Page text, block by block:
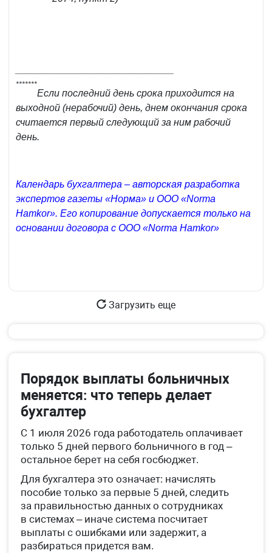
*******
Если последний день срока приходится на
выходной (нерабочий) день, днем окончания срока
считается первый следующий за ним рабочий
день.
Календарь бухгалтера – авторская разработка
экспертов газеты «Норма» и ООО «Norma
Hamkor». Его копирование допускается только на
основании договора с ООО «Norma Hamkor»
Загрузить еще
Порядок выплаты больничных
меняется: что теперь делает
бухгалтер
С 1 июля 2026 года работодатель оплачивает
только 5 дней первого больничного в год –
остальное берет на себя госбюджет.
Для бухгалтера это означает: начислять
пособие только за первые 5 дней, следить
за правильностью данных о сотрудниках
в системах – иначе система посчитает
выплаты с ошибками или задержит, а
разбираться придется вам.